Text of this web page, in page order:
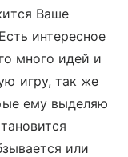
Ваше
интересное
много идей и
игру, так же
ему выделяю
или